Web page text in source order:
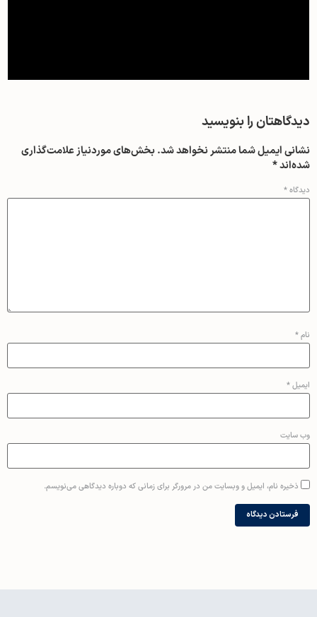
دیدگاهتان را بنویسید
نشانی ایمیل شما منتشر نخواهد شد.بخش‌های موردنیاز علامت‌گذاری
شده‌اند*
دیدگاه*
نام*
ایمیل*
وب‌ سایت
ذخیره نام، ایمیل و وبسایت من در مرورگر برای زمانی که دوباره دیدگاهی می‌نویسم.